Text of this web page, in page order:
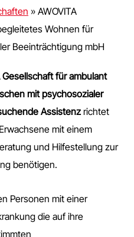
» AWOVITA
Wohnen für
Beeinträchtigung mbH
Gesellschaft für ambulant
mit psychosozialer
Assistenzrichtet
mit einem
und Hilfestellung zur
benötigen.
Personen mit einer
die auf ihre